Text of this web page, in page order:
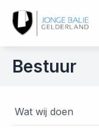
Bestuur
Wat wij doen